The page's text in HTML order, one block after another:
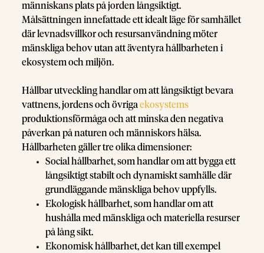
människans plats på jorden långsiktigt.
Målsättningen innefattade ett idealt läge för samhället
där levnadsvillkor och resursanvändning möter
mänskliga behov utan att äventyra hållbarheten i
ekosystem och miljön.
Hållbar utveckling handlar om att långsiktigt bevara
vattnens, jordens och övrigaekosystems
produktionsförmåga och att minska den negativa
påverkan på naturen och människors hälsa.
Hållbarheten gäller tre olika dimensioner:
Social hållbarhet, som handlar om att bygga ett
långsiktigt stabilt och dynamiskt samhälle där
grundläggande mänskliga behov uppfylls.
Ekologisk hållbarhet, som handlar om att
hushålla med mänskliga och materiella resurser
på lång sikt.
Ekonomisk hållbarhet, det kan till exempel